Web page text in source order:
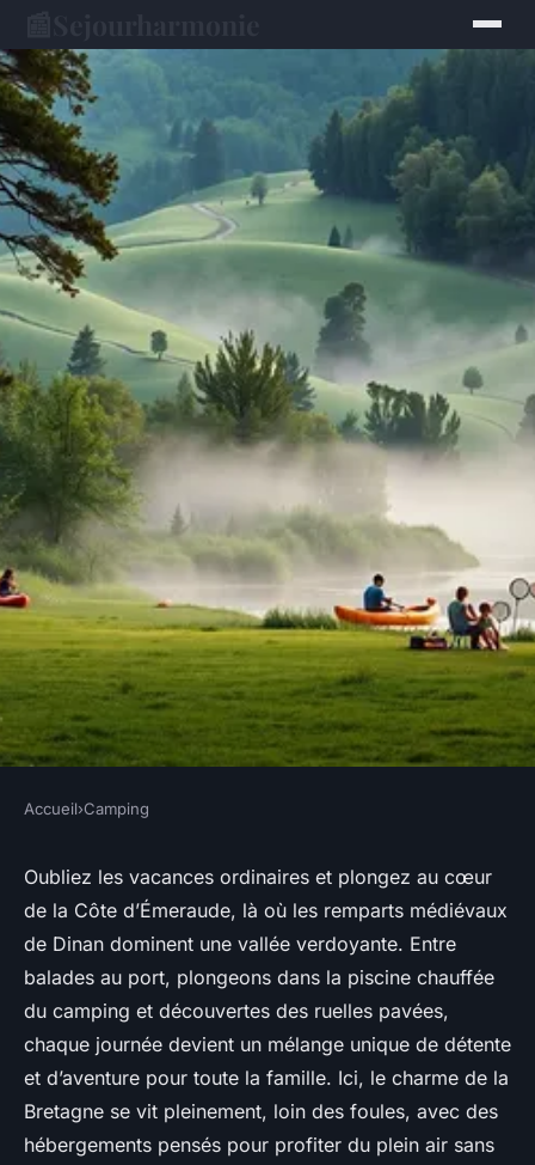
CAMPING
Explorez le camping à dinan :
loisirs et sérénité en famille
Oscar•17 janvier 2026•8 min de lecture
Accueil›Camping
Oubliez les vacances ordinaires et plongez au cœur
de la Côte d’Émeraude, là où les remparts médiévaux
de Dinan dominent une vallée verdoyante. Entre
balades au port, plongeons dans la piscine chauffée
du camping et découvertes des ruelles pavées,
chaque journée devient un mélange unique de détente
et d’aventure pour toute la famille. Ici, le charme de la
Bretagne se vit pleinement, loin des foules, avec des
hébergements pensés pour profiter du plein air sans